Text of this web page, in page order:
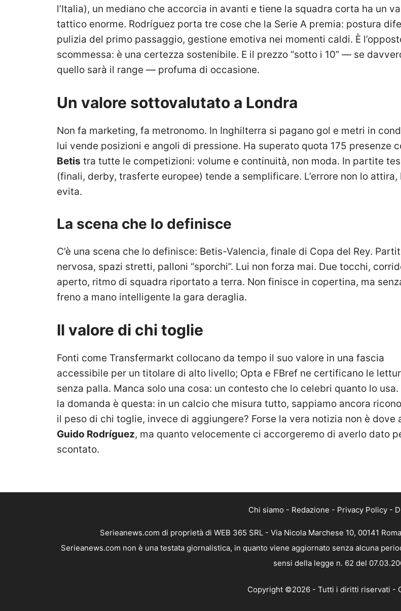
l’Italia), un mediano che accorcia in avanti e tiene la squadra corta ha un
tattico enorme. Rodríguez porta tre cose che la Serie A premia: postura
pulizia del primo passaggio, gestione emotiva nei momenti caldi. È
scommessa: è una certezza sostenibile. E il prezzo “sotto i 10” — se
quello sarà il range — profuma di occasione.
Un valore sottovalutato a Londra
Non fa marketing, fa metronomo. In Inghilterra si pagano gol e metri in
lui vende posizioni e angoli di pressione. Ha superato quota 175 presenze
Betis tra tutte le competizioni: volume e continuità, non moda. In partite
(finali, derby, trasferte europee) tende a semplificare. L’errore non lo attira,
evita.
La scena che lo definisce
C’è una scena che lo definisce: Betis-Valencia, finale di Copa del Rey.
nervosa, spazi stretti, palloni “sporchi”. Lui non forza mai. Due tocchi,
aperto, ritmo di squadra riportato a terra. Non finisce in copertina, ma
freno a mano intelligente la gara deraglia.
Il valore di chi toglie
Fonti come Transfermarkt collocano da tempo il suo valore in una fascia
accessibile per un titolare di alto livello; Opta e FBref ne certificano le
senza palla. Manca solo una cosa: un contesto che lo celebri quanto lo usa.
la domanda è questa: in un calcio che misura tutto, sappiamo ancora
il peso di chi toglie, invece di aggiungere? Forse la vera notizia non è dove
Guido Rodríguez, ma quanto velocemente ci accorgeremo di averlo dato
scontato.
Chi siamo - Redazione - Privacy Policy -
Serieanews.com di proprietà di WEB 365 SRL - Via Nicola Marchese 10, 00141
Serieanews.com non è una testata giornalistica, in quanto viene aggiornato senza alcuna
sensi della legge n. 62 del
Copyright ©2026 - Tutti i diritti riservati -